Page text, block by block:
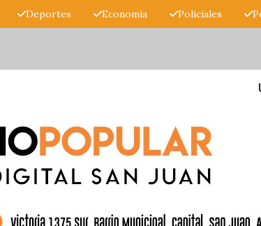
Deportes Economía Policiales